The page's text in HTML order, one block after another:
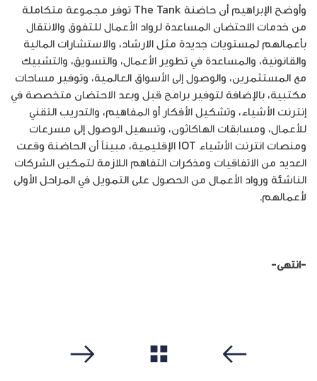
وأوضح الإبراهيم أن حاضنة The Tank توفر مجموعة متكاملة
من خدمات الاحتضان المساعدة لرواد الأعمال للتفوق والانتقال
بأعمالهم لمستويات جديدة مثل الارشاد، والاستشارات المالية
والقانونية، والمساعدة في تطوير الأعمال، والتسويق، والتشبيك
مع المستثمرين، والوصول إلى الأسواق العالمية، وتوفير مساحات
مكتبية، بالإضافة لتوفير برامج قبل وبعد الاحتضان متخصصة في
إنترنت الأشياء، وتشكيل الأفكار أو المفاهيم، والتدريب التقني
للأعمال، ومسابقات الهاكاثون، وتسهيل الوصول إلى مسرعات
ومنصات انترنت الأشياء IOT الإقليمية، مبيناً أن الحاضنة وقعت
العديد من الاتفاقيات ومذكرات التفاهم اللازمة لتمكين الشركات
الناشئة ورواد الأعمال من الحصول على التمويل في المراحل الأولى
لأعمالهم.
-انتهى-